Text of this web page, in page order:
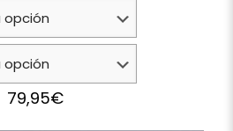
79,95€